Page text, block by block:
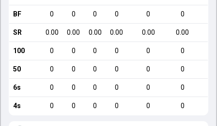
BF 0 0 0 0 0 0
SR 0.00 0.00 0.00 0.00 0.00 0.00
100 0 0 0 0 0 0
50 0 0 0 0 0 0
6s 0 0 0 0 0 0
4s 0 0 0 0 0 0